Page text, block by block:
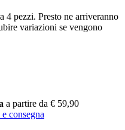
4 pezzi. Presto ne arriveranno
variazioni se vengono
a partire da € 59,90
consegna